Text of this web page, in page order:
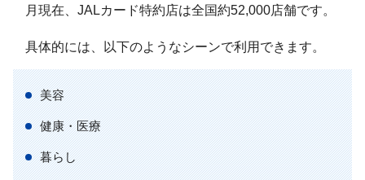
月現在、JALカード特約店は全国約52,000店舗です。
具体的には、以下のようなシーンで利用できます。
美容
健康・医療
暮らし